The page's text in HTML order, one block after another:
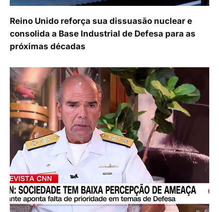
Reino Unido reforça sua dissuasão nuclear e
consolida a Base Industrial de Defesa para as
próximas décadas